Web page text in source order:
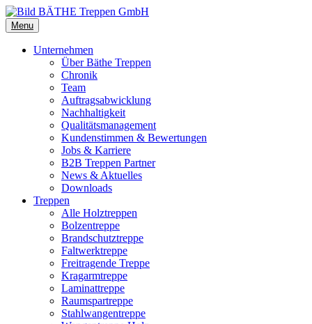
Menu
Unternehmen
Über Bäthe Treppen
Chronik
Team
Auftragsabwicklung
Nachhaltigkeit
Qualitätsmanagement
Kundenstimmen & Bewertungen
Jobs & Karriere
B2B Treppen Partner
News & Aktuelles
Downloads
Treppen
Alle Holztreppen
Bolzentreppe
Brandschutztreppe
Faltwerktreppe
Freitragende Treppe
Kragarmtreppe
Laminattreppe
Raumspartreppe
Stahlwangentreppe